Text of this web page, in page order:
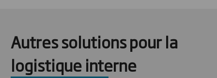
Autres solutions pour la
logistique interne